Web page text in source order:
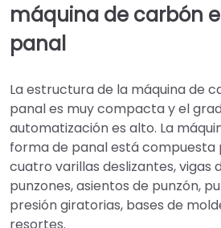
máquina de carbón
panal
La estructura de la máquina de
panal es muy compacta y el
automatización es alto. La
forma de panal está
cuatro varillas deslizantes, vigas
punzones, asientos de punzón,
presión giratorias, bases de